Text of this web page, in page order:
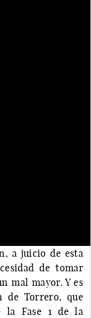
a juicio de esta
de tomar
mal mayor. Y es
de Torrero, que
la Fase 1 de la